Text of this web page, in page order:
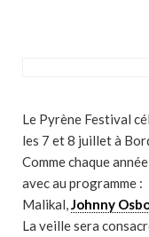
Le Pyrène Festival
les 7 et 8 juillet à
Comme chaque
avec au programme :
Malikal,Johnny
La veille sera